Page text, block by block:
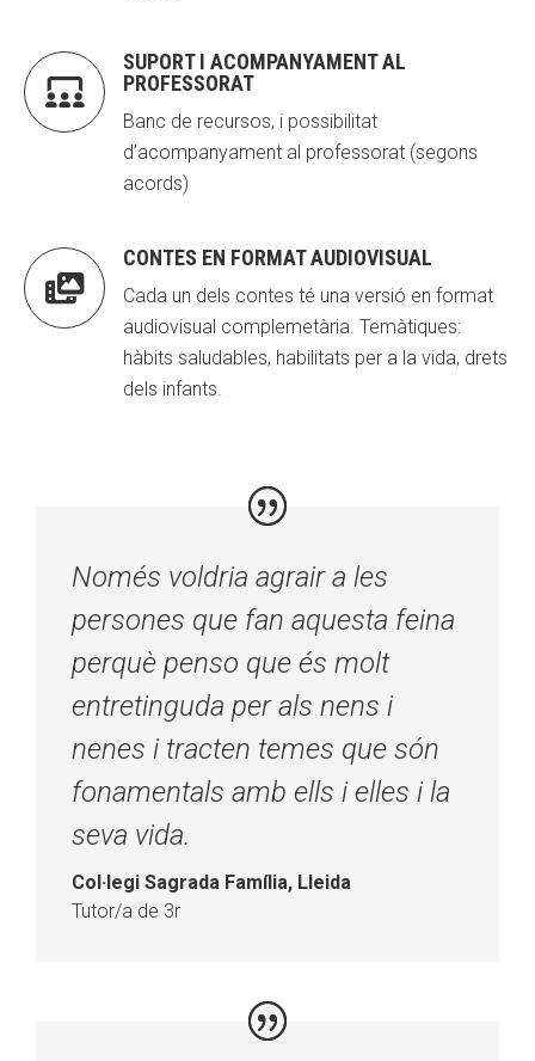

SUPORT I ACOMPANYAMENT AL
PROFESSORAT
Banc de recursos, i possibilitat
d’acompanyament al professorat (segons
acords)

CONTES EN FORMAT AUDIOVISUAL
Cada un dels contes té una versió en format
audiovisual complemetària. Temàtiques:
hàbits saludables, habilitats per a la vida, drets
dels infants.
Només voldria agrair a les
persones que fan aquesta feina
perquè penso que és molt
entretinguda per als nens i
nenes i tracten temes que són
fonamentals amb ells i elles i la
seva vida.
Col·legi Sagrada Família, Lleida
Tutor/a de 3r